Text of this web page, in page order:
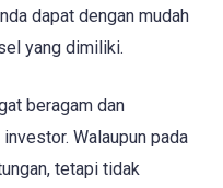
dapat dengan mudah
yang dimiliki.
beragam dan
Walaupun pada
tetapi tidak